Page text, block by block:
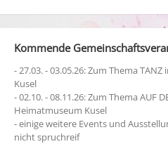
Kommende
- 27.03. - 03.05.26: Zum Thema
Kusel
- 02.10. - 08.11.26: Zum Thema AUF
Heimatmuseum Kusel
- einige weitere Events und
nicht spruchreif